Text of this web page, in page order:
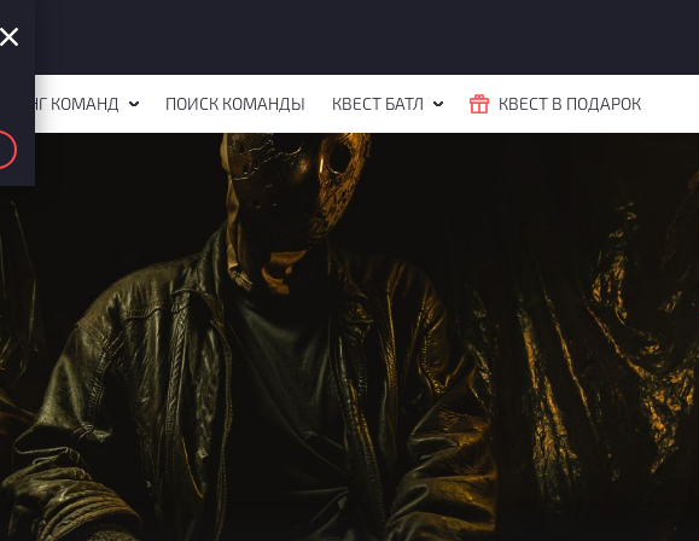
КОМАНД ПОИСК КОМАНДЫ КВЕСТ БАТЛ КВЕСТ В ПОДАРОК